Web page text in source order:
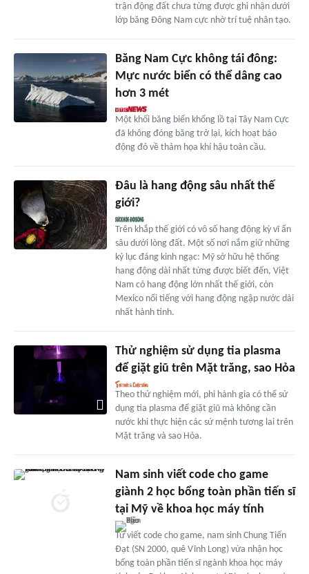
trận động đất chưa từng được ghi nhận dưới
lớp băng Đông Nam cực nhờ trí tuệ nhân tạo.
Băng Nam Cực không tái đông:
Mực nước biển có thể dâng cao
hơn 3 mét
Một khối băng biển khổng lồ tại Tây Nam Cực
đã không đóng băng trở lại, kích hoạt báo
động đỏ về thảm họa khí hậu toàn cầu.
Đâu là hang động sâu nhất thế
giới?
Trên khắp thế giới có vô số hang động kỳ vĩ ẩn
sâu dưới lòng đất. Một số nơi nắm giữ những
kỷ lục đáng kinh ngạc: Mỹ sở hữu hệ thống
hang động dài nhất từng được biết đến, Việt
Nam có hang động lớn nhất thế giới, còn
Mexico nổi tiếng với hang động ngập nước dài
nhất hành tinh.
Thử nghiệm sử dụng tia plasma
để giặt giũ trên Mặt trăng, sao Hỏa
Theo thử nghiệm mới, phi hành gia có thể sử
dụng tia plasma để giặt giũ mà không cần
nước khi thực hiện các sứ mệnh tương lai trên
Mặt trăng và sao Hỏa.
Nam sinh viết code cho game
giành 2 học bổng toàn phần tiến sĩ
tại Mỹ về khoa học máy tính
Từ viết code cho game, nam sinh Chung Tiến
Đạt (SN 2000, quê Vĩnh Long) vừa nhận học
bổng toàn phần tiến sĩ ngành khoa học máy